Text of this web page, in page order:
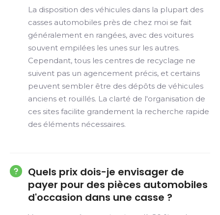
La disposition des véhicules dans la plupart des
casses automobiles près de chez moi se fait
généralement en rangées, avec des voitures
souvent empilées les unes sur les autres.
Cependant, tous les centres de recyclage ne
suivent pas un agencement précis, et certains
peuvent sembler être des dépôts de véhicules
anciens et rouillés. La clarté de l'organisation de
ces sites facilite grandement la recherche rapide
des éléments nécessaires.
Quels prix dois-je envisager de
payer pour des pièces automobiles
d'occasion dans une casse ?